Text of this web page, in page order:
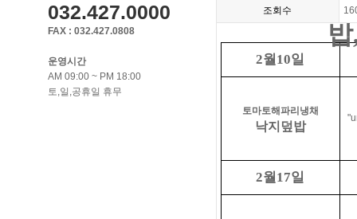
032.427.0000
FAX : 032.427.0808
운영시간
AM 09:00 ~ PM 18:00
토,일,공휴일 휴무
조회수
밥
2월 10일
토마토해파리냉채
낙지덮밥
2월 17일